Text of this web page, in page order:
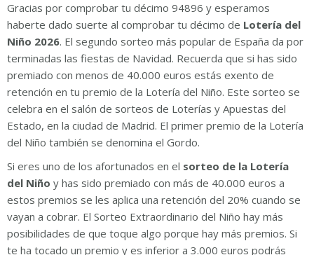
Gracias por comprobar tu décimo 94896 y esperamos
haberte dado suerte al comprobar tu décimo de Lotería del
Niño 2026. El segundo sorteo más popular de España da por
terminadas las fiestas de Navidad. Recuerda que si has sido
premiado con menos de 40.000 euros estás exento de
retención en tu premio de la Lotería del Niño. Este sorteo se
celebra en el salón de sorteos de Loterías y Apuestas del
Estado, en la ciudad de Madrid. El primer premio de la Lotería
del Niño también se denomina el Gordo.
Si eres uno de los afortunados en el sorteo de la Lotería
del Niño y has sido premiado con más de 40.000 euros a
estos premios se les aplica una retención del 20% cuando se
vayan a cobrar. El Sorteo Extraordinario del Niño hay más
posibilidades de que toque algo porque hay más premios. Si
te ha tocado un premio y es inferior a 3.000 euros podrás